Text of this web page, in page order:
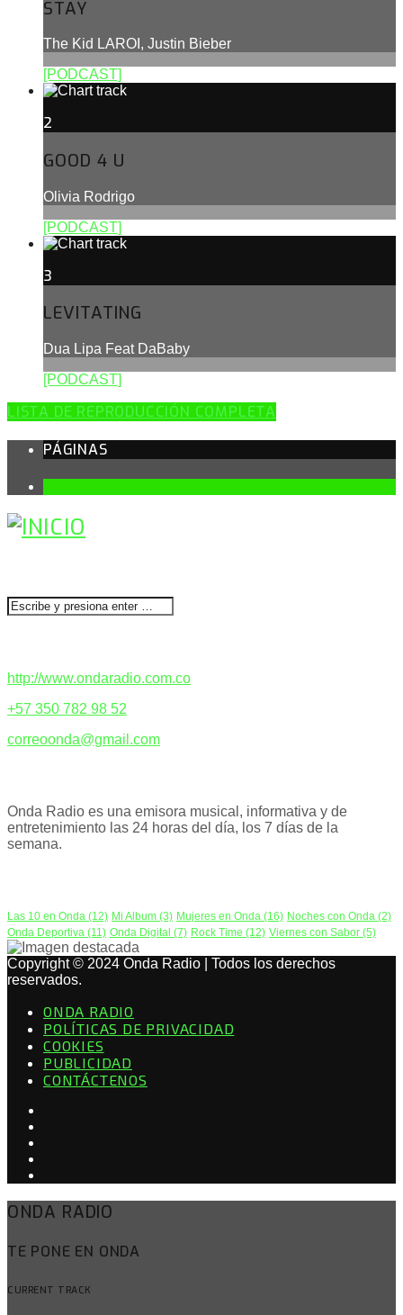
STAY
The Kid LAROI, Justin Bieber
[PODCAST]
2
GOOD 4 U
Olivia Rodrigo
[PODCAST]
3
LEVITATING
Dua Lipa Feat DaBaby
[PODCAST]
LISTA DE REPRODUCCIÓN COMPLETA
PÁGINAS
http://www.ondaradio.com.co
+57 350 782 98 52
correoonda@gmail.com
Onda Radio es una emisora musical, informativa y de
entretenimiento las 24 horas del día, los 7 días de la
semana.
Las 10 en Onda (12) Mi Album (3) Mujeres en Onda (16) Noches con Onda (2)
Onda Deportiva (11) Onda Digital (7) Rock Time (12) Viernes con Sabor (5)
Copyright © 2024 Onda Radio | Todos los derechos
reservados.
ONDA RADIO
POLÍTICAS DE PRIVACIDAD
COOKIES
PUBLICIDAD
CONTÁCTENOS
ONDA RADIO
TE PONE EN ONDA
CURRENT TRACK